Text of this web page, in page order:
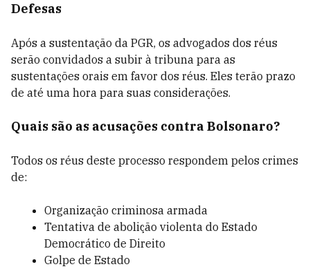
Defesas
Após a sustentação da PGR, os advogados dos réus
serão convidados a subir à tribuna para as
sustentações orais em favor dos réus. Eles terão prazo
de até uma hora para suas considerações.
Quais são as acusações contra Bolsonaro?
Todos os réus deste processo respondem pelos crimes
de:
Organização criminosa armada
Tentativa de abolição violenta do Estado
Democrático de Direito
Golpe de Estado